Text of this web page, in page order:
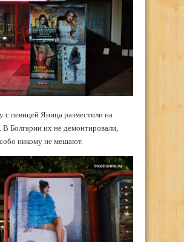
с певицей Яница разместили на
В Болгарии их не демонтировали,
никому не мешают.